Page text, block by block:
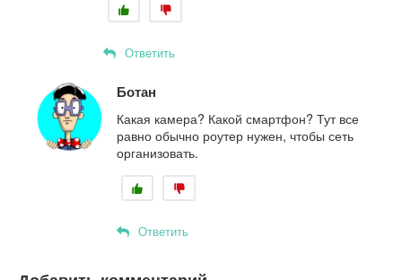
Ответить
Ботан
Какая камера? Какой смартфон? Тут все
равно обычно роутер нужен, чтобы сеть
организовать.
Ответить